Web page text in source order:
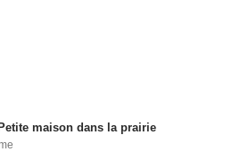
maison dans la prairie